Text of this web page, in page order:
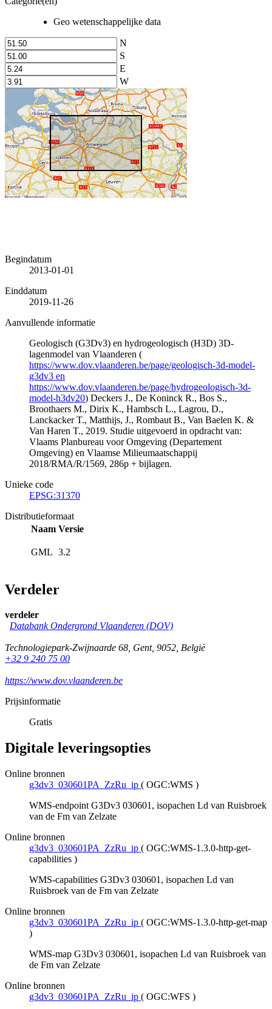
Geo wetenschappelijke data
N
S
E
W
Begindatum
2013-01-01
Einddatum
2019-11-26
Aanvullende informatie
Geologisch (G3Dv3) en hydrogeologisch (H3D) 3D-
lagenmodel van Vlaanderen (
https://www.dov.vlaanderen.be/page/geologisch-3d-model-
g3dv3 en
https://www.dov.vlaanderen.be/page/hydrogeologisch-3d-
model-h3dv20) Deckers J., De Koninck R., Bos S.,
Broothaers M., Dirix K., Hambsch L., Lagrou, D.,
Lanckacker T., Matthijs, J., Rombaut B., Van Baelen K. &
Van Haren T., 2019. Studie uitgevoerd in opdracht van:
Vlaams Planbureau voor Omgeving (Departement
Omgeving) en Vlaamse Milieumaatschappij
2018/RMA/R/1569, 286p + bijlagen.
Unieke code
EPSG:31370
Distributieformaat
Naam Versie
GML 3.2
Verdeler
verdeler
Databank Ondergrond Vlaanderen (DOV)
Technologiepark-Zwijnaarde 68, Gent, 9052, België
+32 9 240 75 00
https://www.dov.vlaanderen.be
Prijsinformatie
Gratis
Digitale leveringsopties
Online bronnen
g3dv3_030601PA_ZzRu_ip ( OGC:WMS )
WMS-endpoint G3Dv3 030601, isopachen Ld van Ruisbroek
van de Fm van Zelzate
Online bronnen
g3dv3_030601PA_ZzRu_ip ( OGC:WMS-1.3.0-http-get-
capabilities )
WMS-capabilities G3Dv3 030601, isopachen Ld van
Ruisbroek van de Fm van Zelzate
Online bronnen
g3dv3_030601PA_ZzRu_ip ( OGC:WMS-1.3.0-http-get-map
)
WMS-map G3Dv3 030601, isopachen Ld van Ruisbroek van
de Fm van Zelzate
Online bronnen
g3dv3_030601PA_ZzRu_ip ( OGC:WFS )